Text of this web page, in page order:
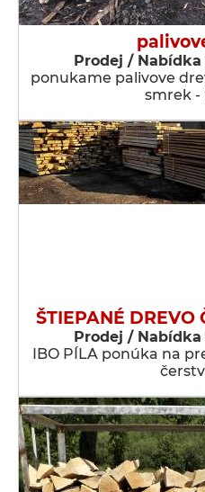
Prodej /
ponukame palivove
smrek -
ŠTIEPANÉ DREVO
Prodej /
IBO PÍLA ponúka na